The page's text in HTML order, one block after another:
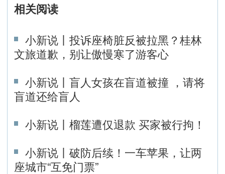
相关阅读
小新说丨投诉座椅脏反被拉黑？桂林
文旅道歉，别让傲慢寒了游客心
小新说丨盲人女孩在盲道被撞 ，请将
盲道还给盲人
小新说丨榴莲遭仅退款 买家被行拘！
小新说丨破防后续！一车苹果，让两
座城市“互免门票”